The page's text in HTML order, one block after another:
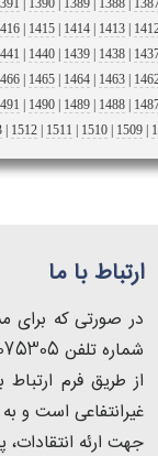
|
1388
|
1389
|
1390
|
1413
|
1414
|
1415
|
|
1438
|
1439
|
1440
|
1463
|
1464
|
1465
|
|
1488
|
1489
|
1490
|
1509
|
1510
1511
|
1512
|
ارتباط با ما
در صورتی که برای
از طریق فرم
غیرانتفاعی است و
جهت ارئه انتقادات، پیشنهادات